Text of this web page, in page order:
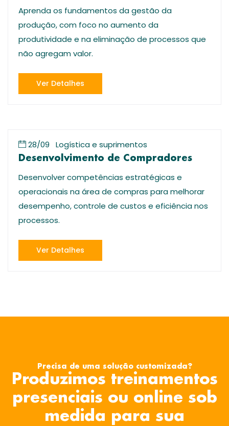
Aprenda os fundamentos da gestão da
produção, com foco no aumento da
produtividade e na eliminação de processos que
não agregam valor.
Ver Detalhes
28/09 Logística e suprimentos
Desenvolvimento de Compradores
Desenvolver competências estratégicas e
operacionais na área de compras para melhorar
desempenho, controle de custos e eficiência nos
processos.
Ver Detalhes
Precisa de uma solução customizada?
Produzimos treinamentos
presenciais ou online sob
medida para sua